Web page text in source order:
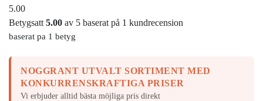
5.00
Betygsatt 5.00 av 5 baserat på 1 kundrecension
baserat pa 1 betyg
NOGGRANT UTVALT SORTIMENT MED
KONKURRENSKRAFTIGA PRISER
Vi erbjuder alltid bästa möjliga pris direkt